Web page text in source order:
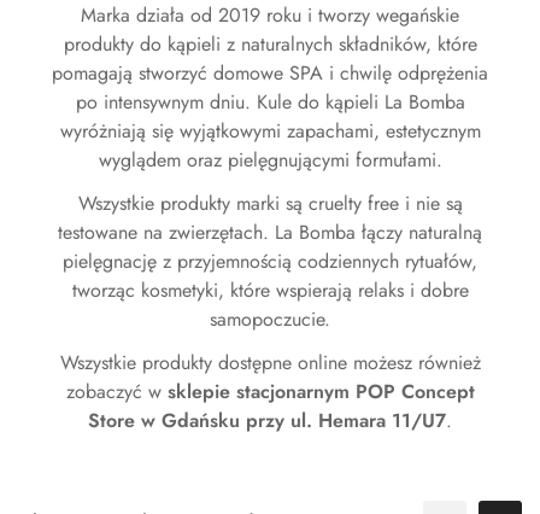
Marka działa od 2019 roku i tworzy wegańskie
produkty do kąpieli z naturalnych składników, które
pomagają stworzyć domowe SPA i chwilę odprężenia
po intensywnym dniu. Kule do kąpieli La Bomba
wyróżniają się wyjątkowymi zapachami, estetycznym
wyglądem oraz pielęgnującymi formułami.
Wszystkie produkty marki są cruelty free i nie są
testowane na zwierzętach. La Bomba łączy naturalną
pielęgnację z przyjemnością codziennych rytuałów,
tworząc kosmetyki, które wspierają relaks i dobre
samopoczucie.
Wszystkie produkty dostępne online możesz również
zobaczyć w sklepie stacjonarnym POP Concept
Store w Gdańsku przy ul. Hemara 11/U7.